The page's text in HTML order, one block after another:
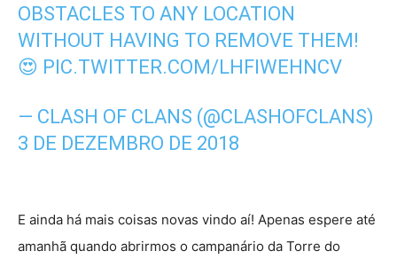
OBSTACLES TO ANY LOCATION
WITHOUT HAVING TO REMOVE THEM!
😍 PIC.TWITTER.COM/LHFIWEHNCV
— CLASH OF CLANS (@CLASHOFCLANS)
3 DE DEZEMBRO DE 2018
E ainda há mais coisas novas vindo aí! Apenas espere até
amanhã quando abrirmos o campanário da Torre do